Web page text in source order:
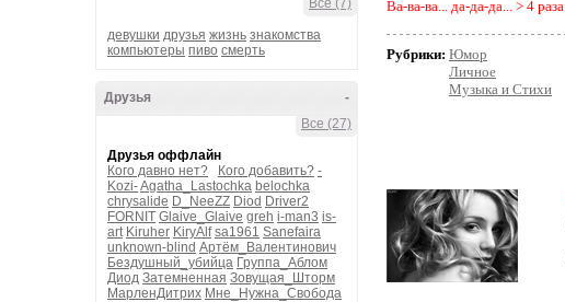
Все (7)
девушки друзья жизнь знакомства
компьютеры пиво смерть
-
Друзья
Все (27)
Друзья оффлайн
Кого давно нет?
Кого добавить? -
Kozi-Agatha_Lastochka belochka
chrysalide D_NeeZZ Diod Driver2
FORNIT Glaive_Glaive greh i-man3 is-
art Kiruher KiryAlf sa1961 Sanefaira
unknown-blind Артём_Валентинович
Бездушный_убийца Группа_Аблом
Диод Затемненная Зовущая_Шторм
МарленДитрих Мне_Нужна_Свобода
Ва-ва-ва... да-да-да... > 4 раза
Рубрики: Юмор
Личное
Музыка и Стихи